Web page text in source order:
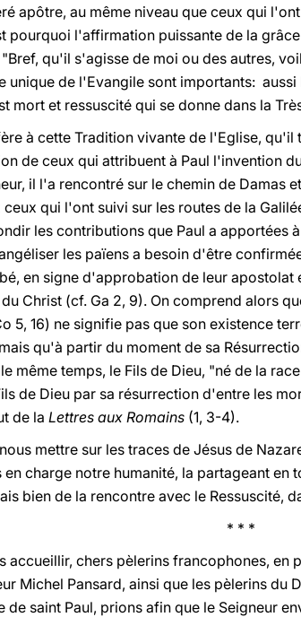
apôtre, au même niveau que ceux qui
pourquoi l'affirmation puissante de la
qu'il s'agisse de moi ou des autres,
unique de l'Evangile sont importants:
mort et ressuscité qui se donne dans la
à cette Tradition vivante de l'Eglise, qu'il
de ceux qui attribuent à Paul l'invention
il l'a rencontré sur le chemin de Damas
qui l'ont suivi sur les routes de la
les contributions que Paul a apportées
les païens a besoin d'être
en signe d'approbation de leur
Christ (cf. Ga 2, 9). On comprend alors
5, 16) ne signifie pas que son existence
qu'à partir du moment de sa
même temps, le Fils de Dieu, "né de la
de Dieu par sa résurrection d'entre les
de la Lettres aux Romains (1, 3-4).
mettre sur les traces de Jésus de
charge notre humanité, la partageant en
bien de la rencontre avec le Ressuscité,
* * *
accueillir, chers pèlerins francophones,
Michel Pansard, ainsi que les pèlerins du
de saint Paul, prions afin que le Seigneur